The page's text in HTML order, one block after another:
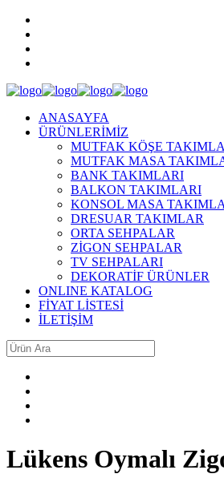
ANASAYFA
ÜRÜNLERİMİZ
MUTFAK KÖŞE
MUTFAK MASA
BANK TAKIMLARI
BALKON TAKIMLARI
KONSOL MASA
DRESUAR TAKIMLAR
ORTA SEHPALAR
ZİGON SEHPALAR
TV SEHPALARI
DEKORATİF ÜRÜNLER
ONLINE KATALOG
FİYAT LİSTESİ
İLETİŞİM
Lükens Oymalı